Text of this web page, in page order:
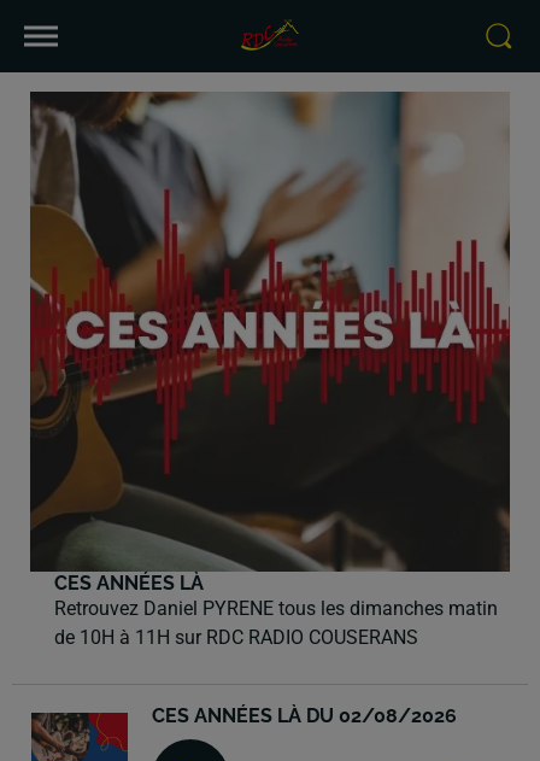
CES ANNÉES LÀ
Retrouvez Daniel PYRENE tous les dimanches matin
de 10H à 11H sur RDC RADIO COUSERANS
CES ANNÉES LÀ DU 02/08/2026